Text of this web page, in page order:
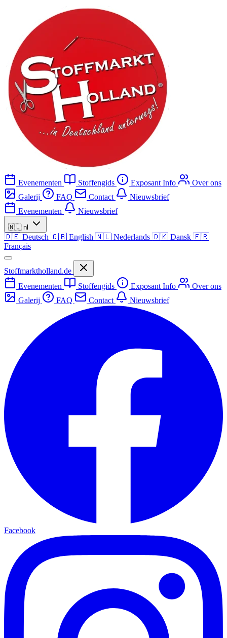
Evenementen Stoffengids Exposant Info
Over ons
Galerij
FAQ Contact
Nieuwsbrief
Evenementen
Nieuwsbrief
🇳🇱 nl
🇩🇪 Deutsch 🇬🇧 English 🇳🇱 Nederlands 🇩🇰 Dansk 🇫🇷
Français
Stoffmarktholland.de
Evenementen
Stoffengids Exposant Info
Over ons
Galerij
FAQ Contact Nieuwsbrief
Facebook